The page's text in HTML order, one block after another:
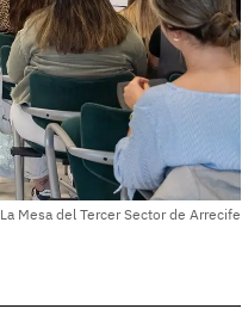
La Mesa del Tercer Sector de Arrecife